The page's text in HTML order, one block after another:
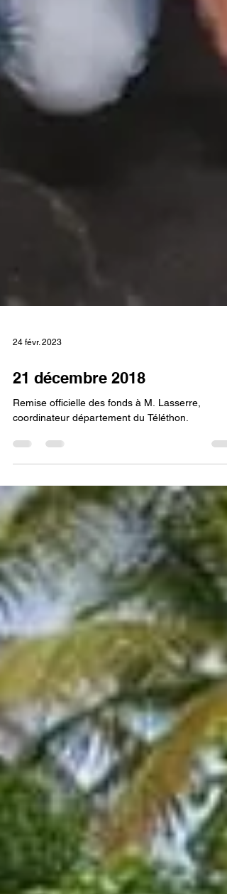
24 févr. 2023
21 décembre 2018
coordinateur département du Téléthon.